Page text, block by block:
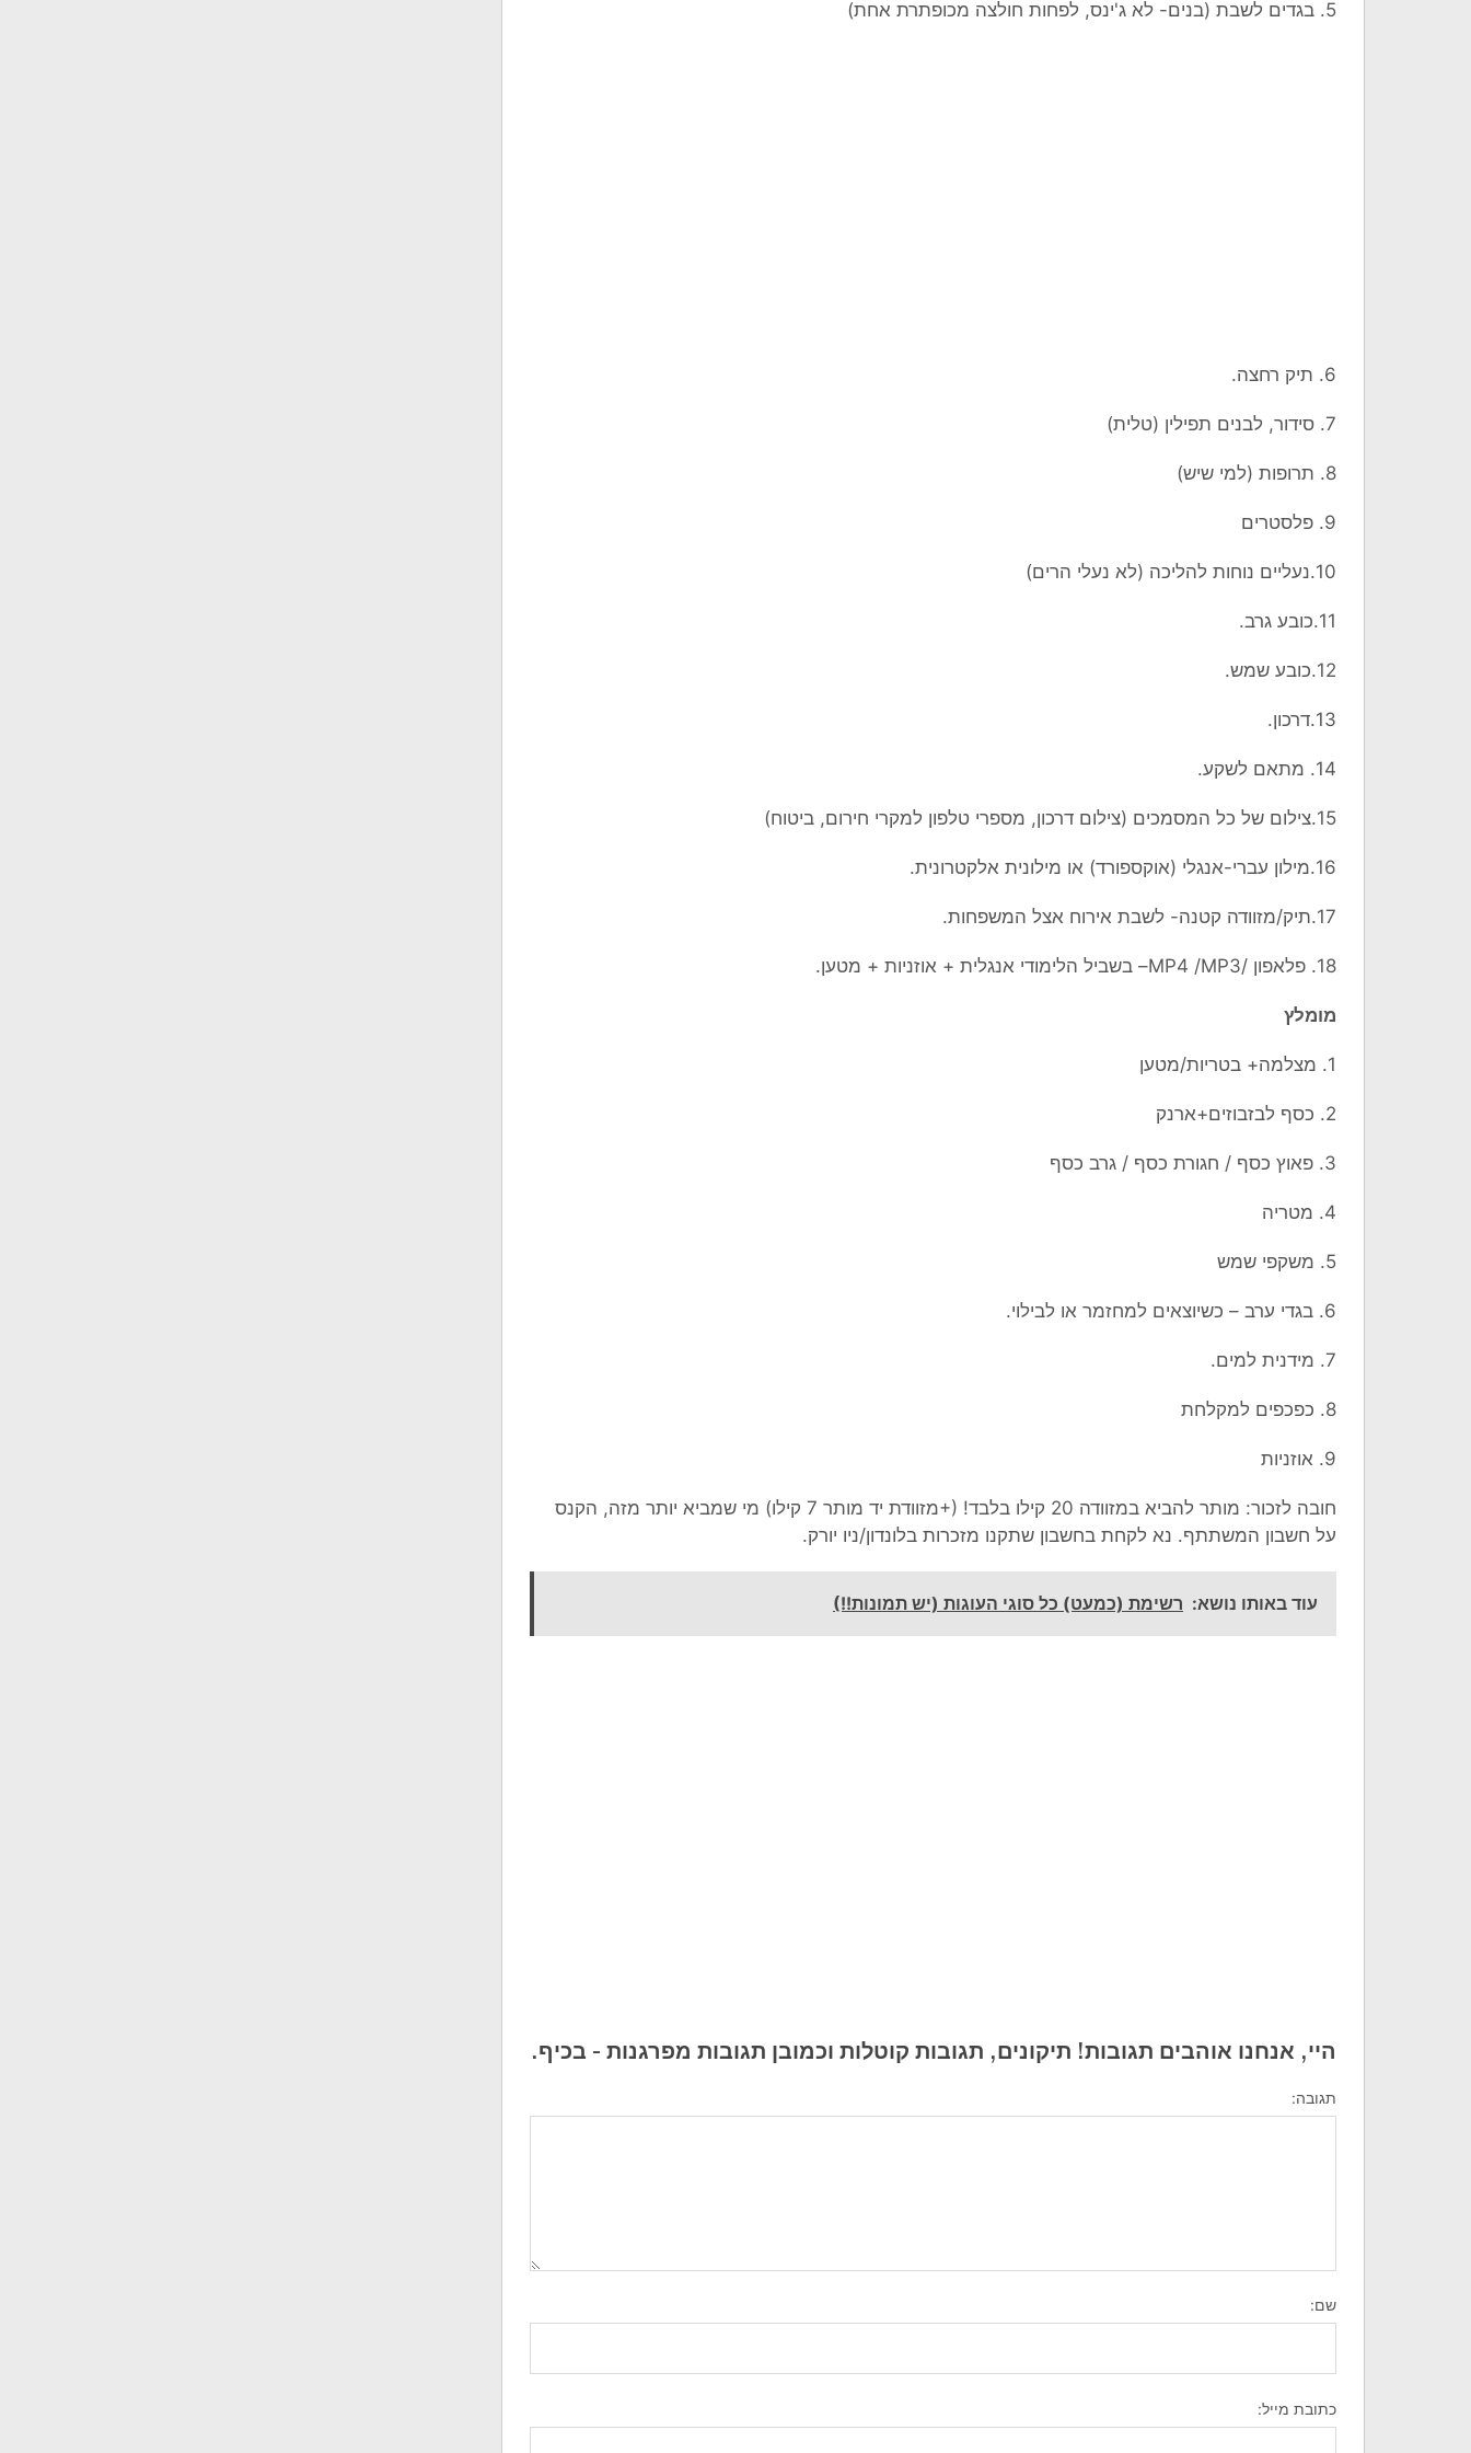
5. בגדים לשבת (בנים- לא ג'ינס, לפחות חולצה מכופתרת אחת)
6. תיק רחצה.
7. סידור, לבנים תפילין (טלית)
8. תרופות (למי שיש)
9. פלסטרים
10.נעליים נוחות להליכה (לא נעלי הרים)
11.כובע גרב.
12.כובע שמש.
13.דרכון.
14. מתאם לשקע.
15.צילום של כל המסמכים (צילום דרכון, מספרי טלפון למקרי חירום, ביטוח)
16.מילון עברי-אנגלי (אוקספורד) או מילונית אלקטרונית.
17.תיק/מזוודה קטנה- לשבת אירוח אצל המשפחות.
18. פלאפון /MP4 /MP3– בשביל הלימודי אנגלית + אוזניות + מטען.
מומלץ
1. מצלמה+ בטריות/מטען
2. כסף לבזבוזים+ארנק
3. פאוץ כסף / חגורת כסף / גרב כסף
4. מטריה
5. משקפי שמש
6. בגדי ערב – כשיוצאים למחזמר או לבילוי.
7. מידנית למים.
8. כפכפים למקלחת
9. אוזניות
חובה לזכור: מותר להביא במזוודה 20 קילו בלבד! (+מזוודת יד מותר 7 קילו) מי שמביא יותר מזה, הקנס
על חשבון המשתתף. נא לקחת בחשבון שתקנו מזכרות בלונדון/ניו יורק.
עוד באותו נושא: רשימת (כמעט) כל סוגי העוגות (יש תמונות!!)
היי, אנחנו אוהבים תגובות! תיקונים, תגובות קוטלות וכמובן תגובות מפרגנות - בכיף.
תגובה:
שם:
כתובת מייל: